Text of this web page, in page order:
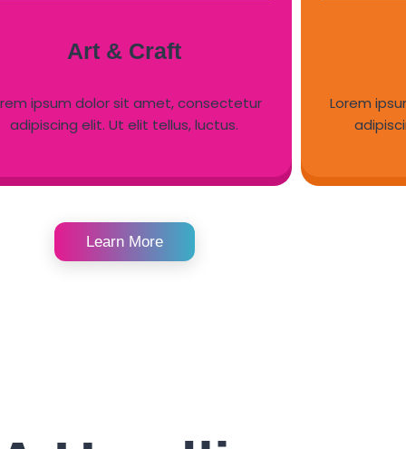
Art & Craft
ipsum dolor sit amet, consectetur
adipiscing elit. Ut elit tellus, luctus.
Lorem
Learn More